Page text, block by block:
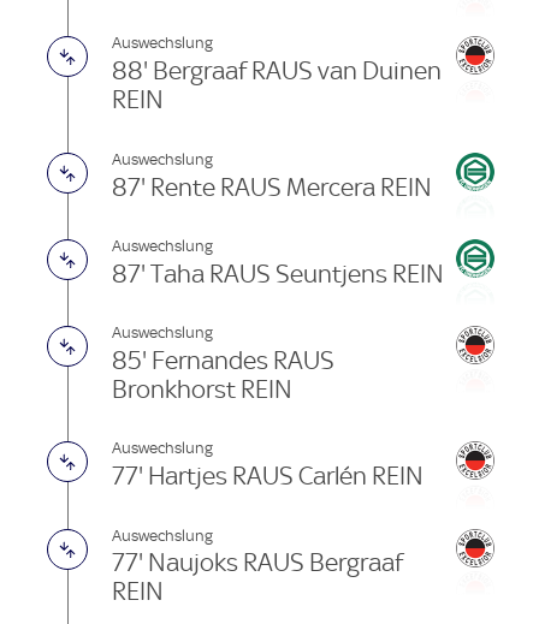
Auswechslung
88' Bergraaf RAUS van Duinen
REIN
Auswechslung
87' Rente RAUS Mercera REIN
Auswechslung
87' Taha RAUS Seuntjens REIN
Auswechslung
85' Fernandes RAUS
Bronkhorst REIN
Auswechslung
77' Hartjes RAUS Carlén REIN
Auswechslung
77' Naujoks RAUS Bergraaf
REIN